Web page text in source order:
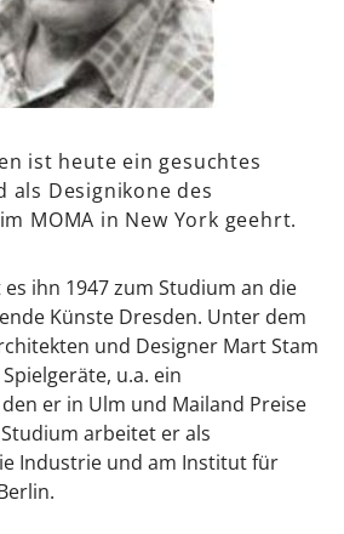
ist heute ein gesuchtes
als Designikone des
MOMA in New York geehrt.
ihn 1947 zum Studium an die
Künste Dresden. Unter dem
und Designer Mart Stam
u.a. ein
er in Ulm und Mailand Preise
arbeitet er als
Industrie und am Institut für